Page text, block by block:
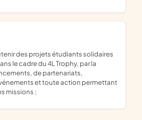
le cadre du 4L Trophy, par la
de partenariats,
et toute action permettant
missions ;